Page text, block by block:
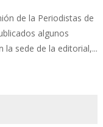
de la Periodistas de
algunos
la sede de la editorial,...